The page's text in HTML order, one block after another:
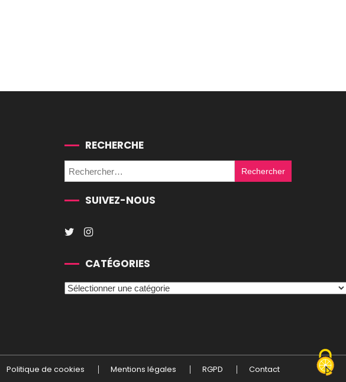
RECHERCHE
Rechercher :
SUIVEZ-NOUS
CATÉGORIES
Catégories
Politique de cookies Mentions légales RGPD Contact